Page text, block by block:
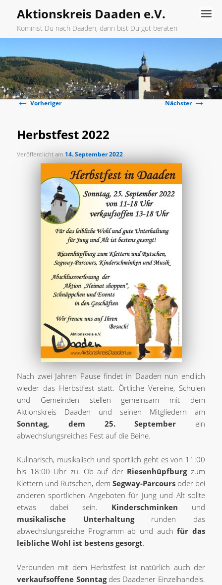
Aktionskreis Daaden e.V.
Kommst Du nach Daaden, dann bist Du gut beraten
primären
Inhalt
Beitragsnavigation
←Vorheriger Nächster→
Herbstfest 2022
Veröffentlicht am14. September 2022
Nach zwei Jahren Pause f‌indet in Daaden nun endlich
wieder das Herbstfest statt. Örtliche Vereine, Schulen
und Gemeinden stellen gemeinsam mit dem
Aktionskreis Daaden und seinen Mitgliedern am
Sonntag, dem 25. September ein
abwechslungsreiches Fest auf die Beine.
Kulinarisch, musikalisch und sportlich geht es von 11:00
bis 18:00 Uhr zu. Ob auf der Riesenhüpfburg zum
Klettern und Rutschen, dem Segway-Parcoursoder bei
anderen sportlichen Angeboten für Jung und Alt sollte
etwas dabei sein. Kinderschminken und
musikalische Unterhaltungrunden das
abwechslungsreiche Programm ab und auchfür das
leibliche Wohl ist bestens gesorgt.
Verbunden mit dem Herbstfest ist natürlich auch der
verkaufsoffene Sonntagdes Daadener Einzelhandels.